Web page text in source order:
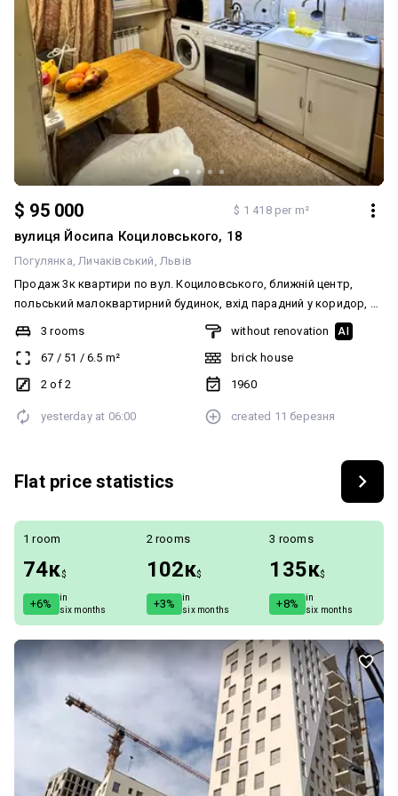
$ 95 000 $ 1 418 per m²
вулиця Йосипа Коциловського, 18
Погулянка Личаківський Львів
Продаж 3к квартири по вул. Коциловського, ближній центр,
польський малоквартирний будинок, вхід парадний у коридор, є
можливість ізолювати кімнати, індивідуальне опалення 2ф
котел, ремонту 15 років, броньовані двері, МПВ, висота стелі 3,
25м, є фасадний балкон. Над квартирою є горище.
3 rooms
67 / 51 / 6.5 m²
2 of 2
without renovation AI
brick house
1960
yesterday at 06:00 created 11 березня
Flat price statistics
1 room
74к$
+6%
in
six months
2 rooms
102к$
+3%
in
six months
3 rooms
135к$
+8%
in
six months